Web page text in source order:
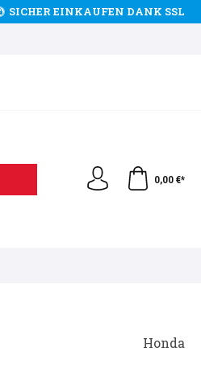
SICHER EINKAUFEN DANK SSL
0,00 €*
Honda